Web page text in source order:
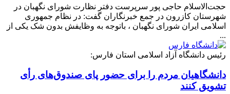
حجت‌الاسلام حاجی پور سرپرست دفتر نظارت شورای نگهبان در
شهرستان کازرون در جمع خبرنگاران گفت: در نظام جمهوری
اسلامی ایران شورای نگهبان ، باتوجه به وظایفش بدون شک یکی از
...
رئیس دانشگاه آزاد اسلامی استان فارس:
دانشگاهیان مردم را برای حضور پای صندوق‌های رأی
تشویق کنند